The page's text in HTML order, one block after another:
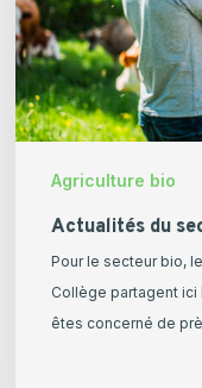
Agriculture bio
2026
Actualités du
Pour le secteur bio,
Collège partagent ici
êtes concerné de